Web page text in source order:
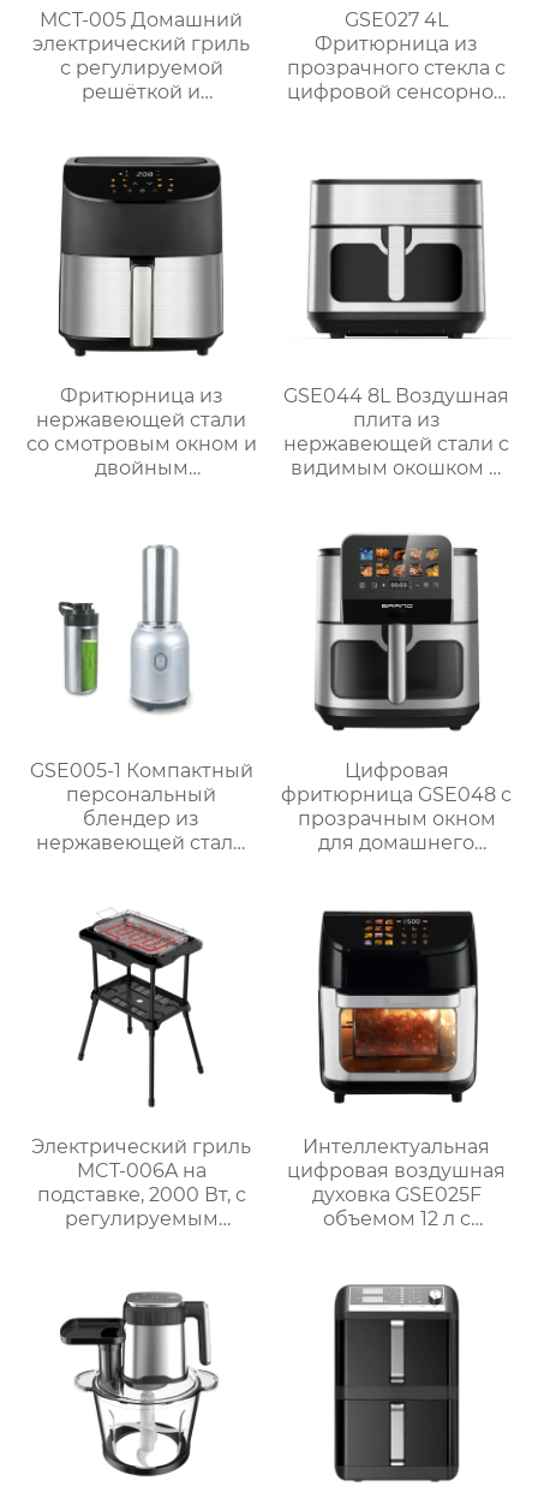
MCT-005 Домашний
электрический гриль
с регулируемой
решёткой и
GSE027 4L
Фритюрница из
прозрачного стекла с
цифровой сенсорной
Фритюрница из
нержавеющей стали
со смотровым окном и
двойным
GSE044 8L Воздушная
плита из
нержавеющей стали с
видимым окошком и
GSE005-1 Компактный
персональный
блендер из
нержавеющей стали
Цифровая
фритюрница GSE048 с
прозрачным окном
для домашнего
Электрический гриль
MCT-006A на
подставке, 2000 Вт, с
регулируемым
Интеллектуальная
цифровая воздушная
духовка GSE025F
объемом 12 л с
гриле